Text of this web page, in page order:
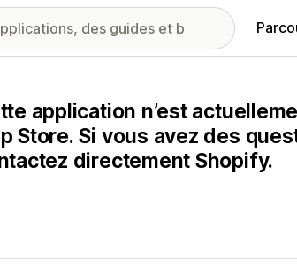
application n’est
Store. Si vous avez des
directement Shopify.